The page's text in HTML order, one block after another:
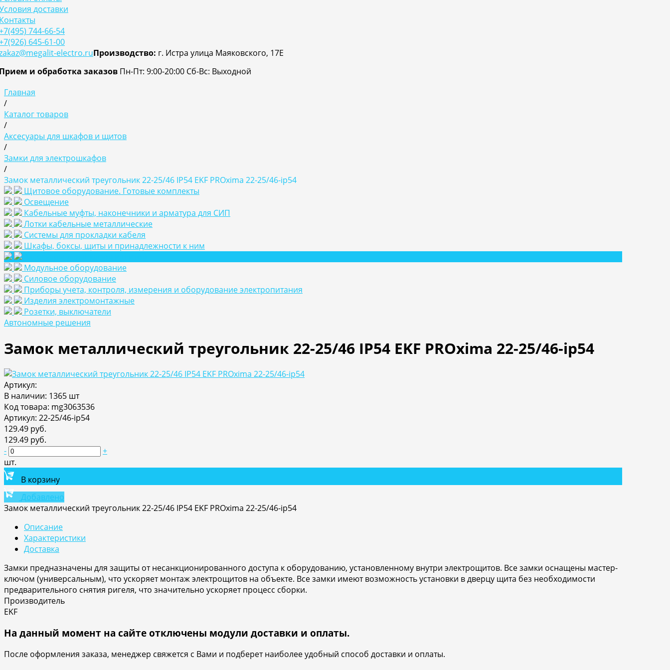
доставки
744-66-54
645-61-00
electro.ruПроизводство: г. Истра улица Маяковского, 17Е
и обработка заказов Пн-Пт: 9:00-20:00 Cб-Вс: Выходной
Главная
/
Каталог товаров
/
Аксесуары для шкафов и щитов
/
Замки для электрошкафов
/
Замок металлический треугольник 22-25/46 IP54 EKF PROxima 22-25/46-ip54
Щитовое оборудование. Готовые комплекты
Освещение
Кабельные муфты, наконечники и арматура для СИП
Лотки кабельные металлические
Системы для прокладки кабеля
Шкафы, боксы, щиты и принадлежности к ним
Модульное оборудование
Силовое оборудование
Приборы учета, контроля, измерения и оборудование электропитания
Изделия электромонтажные
Розетки, выключатели
Автономные решения
Замок металлический треугольник 22-25/46 IP54 EKF PROxima 22-25/46-ip54
Артикул:
В наличии: 1365 шт
Код товара: mg3063536
Артикул: 22-25/46-ip54
129.49 руб.
129.49 руб.
-
+
шт.
В корзину
Добавлено
Замок металлический треугольник 22-25/46 IP54 EKF PROxima 22-25/46-ip54
Описание
Характеристики
Доставка
Замки предназначены для защиты от несанкционированного доступа к оборудованию, установленному внутри электрощитов. Все замки оснащены мастер-
ключом (универсальным), что ускоряет монтаж электрощитов на объекте. Все замки имеют возможность установки в дверцу щита без необходимости
предварительного снятия ригеля, что значительно ускоряет процесс сборки.
Производитель
EKF
На данный момент на сайте отключены модули доставки и оплаты.
После оформления заказа, менеджер свяжется с Вами и подберет наиболее удобный способ доставки и оплаты.